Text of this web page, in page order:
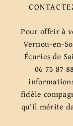
Pour offrir à
Vernou-en-
Écuries de
06 75 87
fidèle
qu'il mérite